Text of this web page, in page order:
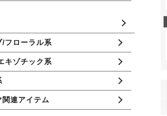
/フローラル系
キゾチック系
関連アイテム